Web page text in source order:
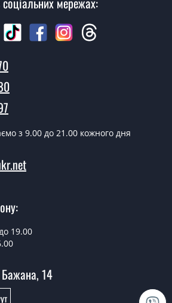
установку дверних
дверних полотен проводиться
дні крім неділі.
встановлення дверей
роял сатин бронза?
грн.
викликати
замірника?
готові дверні
асортимент готових дверних
з 9.00 до 21.00 кожного дня
19.00
Бажана, 14